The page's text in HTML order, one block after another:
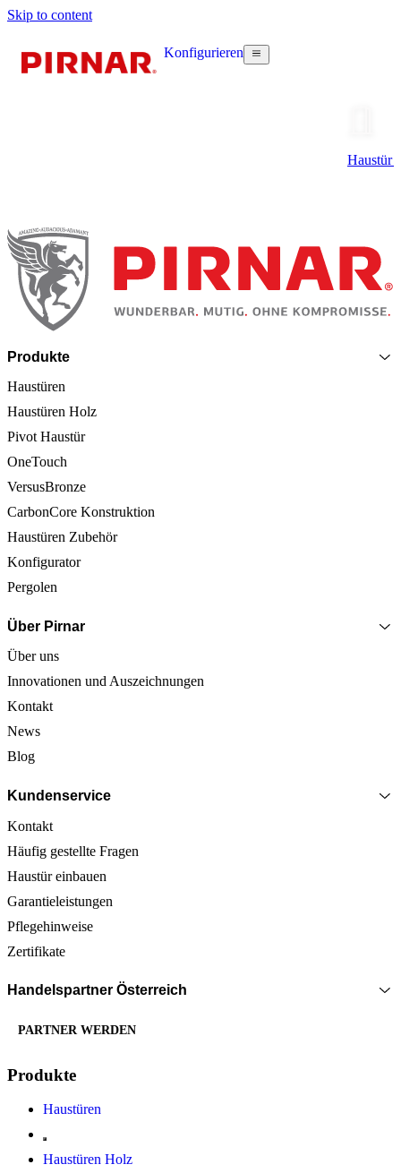
Skip to content
Konfigurieren
Haustür
Seitenfooter
Produkte
Haustüren
Haustüren Holz
Pivot Haustür
OneTouch
VersusBronze
CarbonCore Konstruktion
Haustüren Zubehör
Konfigurator
Pergolen
Über Pirnar
Über uns
Innovationen und Auszeichnungen
Kontakt
News
Blog
Kundenservice
Kontakt
Häufig gestellte Fragen
Haustür einbauen
Garantieleistungen
Pflegehinweise
Zertifikate
Handelspartner Österreich
PARTNER WERDEN
Produkte
Haustüren
Haustüren Holz